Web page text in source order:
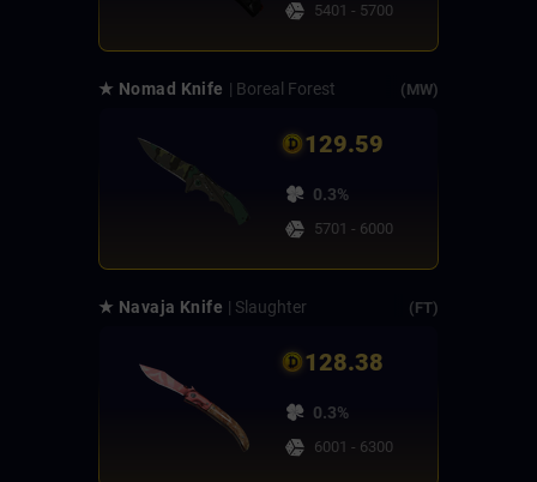
5401 - 5700
★ Nomad Knife | Boreal Forest (MW)
129.59
0.3%
5701 - 6000
★ Navaja Knife | Slaughter (FT)
128.38
0.3%
6001 - 6300